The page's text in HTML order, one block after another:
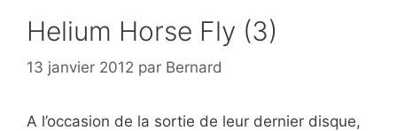
Helium Horse Fly (3)
13 janvier 2012 par Bernard
A l’occasion de la sortie de leur dernier disque,